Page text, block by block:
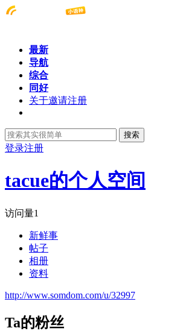
最新
导航
综合
同好
关于邀请注册
搜索
登录注册
tacue的个人空间
访问量1
新鲜事
帖子
相册
资料
http://www.somdom.com/u/32997
Ta的粉丝